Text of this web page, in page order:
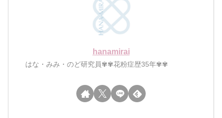
hanamirai
はな・みみ・のど研究員✾✾花粉症歴35年✾✾